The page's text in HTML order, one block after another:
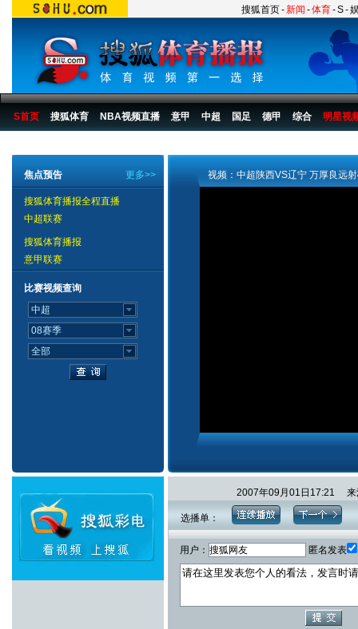
搜狐首页-新闻 -体育-S-
S首页 搜狐体育 NBA视频直播 意甲 中超 国足 德甲 综合 明星视
更多>>
焦点预告
搜狐体育播报全程直播
中超联赛
搜狐体育播报
意甲联赛
比赛视频查询
视频：中超陕西VS辽宁 万厚良远
2007年09月01日17:21
选播单：
用户： 匿名发表